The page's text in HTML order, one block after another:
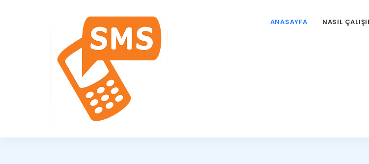
ANASAYFA NASIL